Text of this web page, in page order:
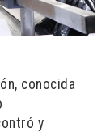
conocida
y